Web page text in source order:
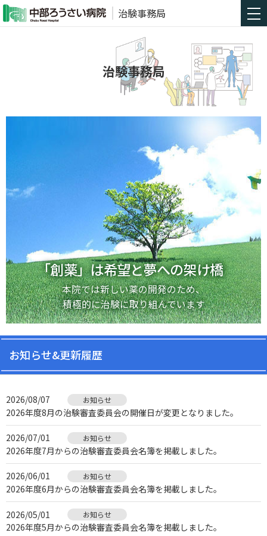
治験事務局
治験事務局
「創薬」は希望と夢への架け橋
本院では新しい薬の開発のため、
積極的に治験に取り組んでいます
お知らせ&更新履歴
2026/08/07 お知らせ
2026年度8月の治験審査委員会の開催日が変更となりました。
2026/07/01 お知らせ
2026年度7月からの治験審査委員会名簿を掲載しました。
2026/06/01 お知らせ
2026年度6月からの治験審査委員会名簿を掲載しました。
2026/05/01 お知らせ
2026年度5月からの治験審査委員会名簿を掲載しました。